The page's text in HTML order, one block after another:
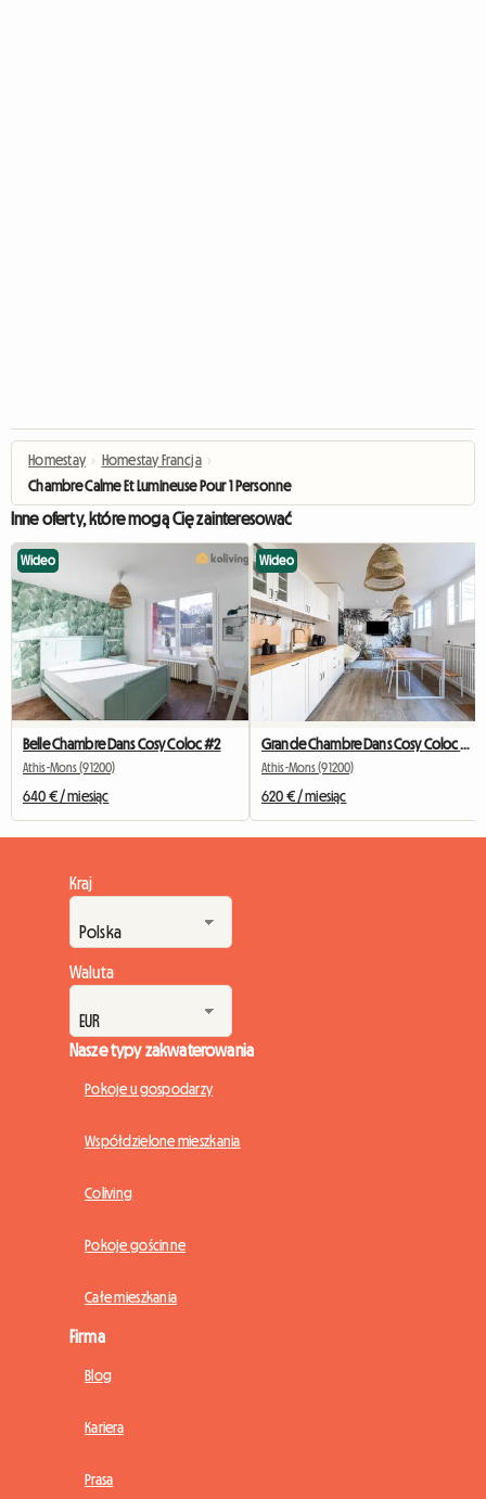
Homestay › Homestay Francja ›
Chambre Calme Et Lumineuse Pour 1 Personne
Inne oferty, które mogą Cię zainteresować
Wideo
Belle Chambre Dans Cosy Coloc #2
Athis-Mons (91200)
640 € / miesiąc
Wideo
Athis-Mons (91200)
620 € / miesiąc
Kraj
Waluta
Nasze typy zakwaterowania
Pokoje u gospodarzy
Współdzielone mieszkania
Coliving
Pokoje gościnne
Całe mieszkania
Firma
Blog
Kariera
Prasa